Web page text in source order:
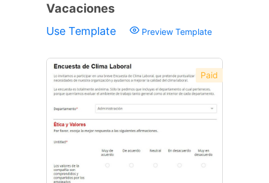
Vacaciones
Use Template Preview Template
Paid